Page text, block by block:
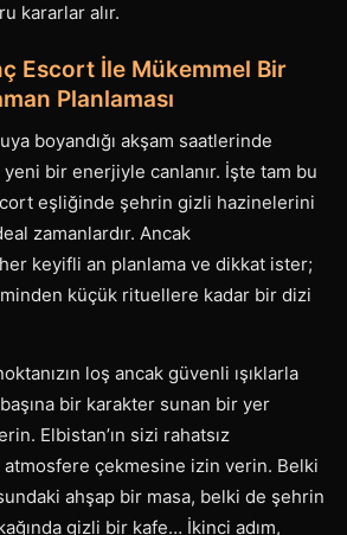
kararlar alır.
Escort İle Mükemmel Bir
Planlaması
boyandığı akşam saatlerinde
yeni bir enerjiyle canlanır. İşte tam bu
eşliğinde şehrin gizli hazinelerini
zamanlardır. Ancak
keyifli an planlama ve dikkat ister;
küçük rituellere kadar bir dizi
loş ancak güvenli ışıklarla
başına bir karakter sunan bir yer
Elbistan’ın sizi rahatsız
çekmesine izin verin. Belki
ahşap bir masa, belki de şehrin
gizli bir kafe… İkinci adım,